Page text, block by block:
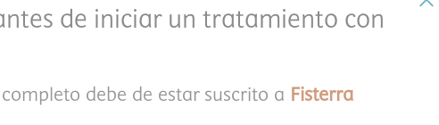
de iniciar un tratamiento con
debe de estar suscrito a Fisterra